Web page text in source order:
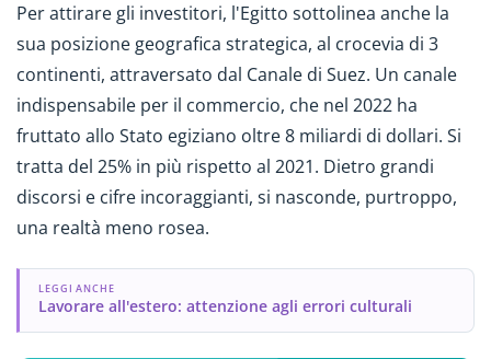
Per attirare gli investitori, l'Egitto sottolinea anche la
sua posizione geografica strategica, al crocevia di 3
continenti, attraversato dal Canale di Suez. Un canale
indispensabile per il commercio, che nel 2022 ha
fruttato allo Stato egiziano oltre 8 miliardi di dollari. Si
tratta del 25% in più rispetto al 2021. Dietro grandi
discorsi e cifre incoraggianti, si nasconde, purtroppo,
una realtà meno rosea.
LEGGI ANCHE
Lavorare all'estero: attenzione agli errori culturali